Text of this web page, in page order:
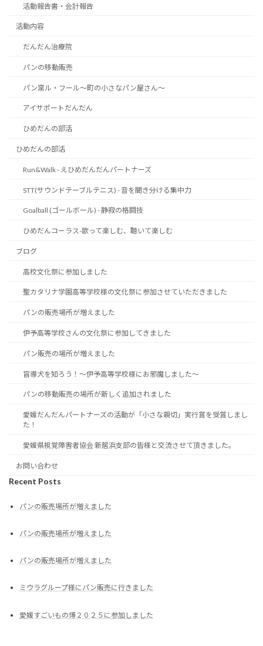
活動報告書・会計報告
活動内容
だんだん治療院
パンの移動販売
パン窯ル・フール～町の小さなパン屋さん～
アイサポートだんだん
ひめだんの部活
ひめだんの部活
Run&Walk - えひめだんだんパートナーズ
STT(サウンドテーブルテニス) - 音を聞き分ける集中力
Goalball (ゴールボール) - 静寂の格闘技
ひめだんコーラス-歌って楽しむ、聴いて楽しむ
ブログ
高校文化祭に参加しました
聖カタリナ学園高等学校様の文化祭に参加させていただきました
パンの販売場所が増えました
伊予高等学校さんの文化祭に参加してきました
パン販売の場所が増えました
盲導犬を知ろう！～伊予高等学校様にお邪魔しました～
パンの移動販売の場所が新しく追加されました
愛媛だんだんパートナーズの活動が「小さな親切」実行賞を受賞しまし
た！
愛媛県視覚障害者協会 新居浜支部の皆様と交流させて頂きました。
お問い合わせ
Recent Posts
パンの販売場所が増えました
パンの販売場所が増えました
パンの販売場所が増えました
ミウラグループ様にパン販売に行きました
愛媛すごいもの博２０２５に参加しました